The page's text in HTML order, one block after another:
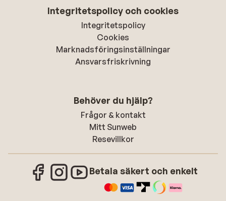
Integritetspolicy och cookies
Integritetspolicy
Cookies
Marknadsföringsinställningar
Ansvarsfriskrivning
Behöver du hjälp?
Frågor & kontakt
Mitt Sunweb
Resevillkor
Betala säkert och enkelt